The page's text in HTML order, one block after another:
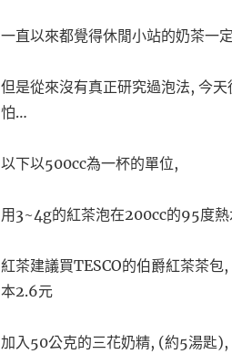
一直以來都覺得休閒小站的奶茶一
但是從來沒有真正研究過泡法, 今
怕…
以下以500cc為一杯的單位,
用3~4g的紅茶泡在200cc的95度熱
紅茶建議買TESCO的伯爵紅茶茶
本2.6元
加入50公克的三花奶精, (約5湯匙